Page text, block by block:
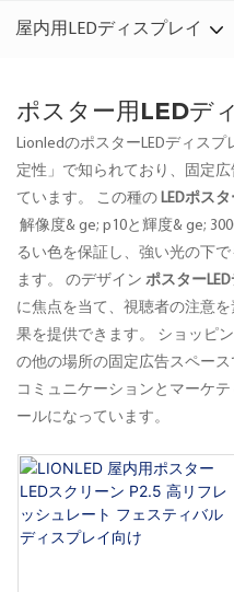
屋内用LEDディスプレイ
ポスター用LEDデ
LionledのポスターLEDディス
定性」で知られており、固定
ています。 この種の LEDポス
解像度& ge; p10と輝度& ge;
るい色を保証し、強い光の下
ます。 のデザイン ポスター
に焦点を当て、視聴者の注意
果を提供できます。 ショッピ
の他の場所の固定広告スペー
コミュニケーションとマーケ
ールになっています。